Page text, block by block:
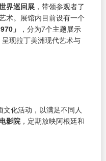
界巡回展 ，带领参观者了
术。展馆内目前设有一个
」
，分为7个主题展示
现拉丁美洲现代艺术与
化活动，以满足不同人
影院 ，定期放映阿根廷和